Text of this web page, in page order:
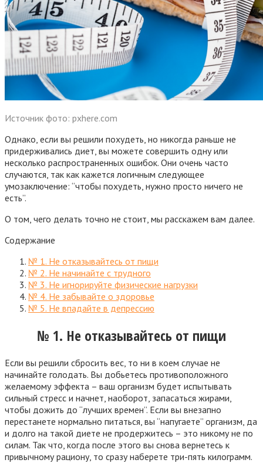
Источник фото: pxhere.com
Однако, если вы решили похудеть, но никогда раньше не
придерживались диет, вы можете совершить одну или
несколько распространенных ошибок. Они очень часто
случаются, так как кажется логичным следующее
умозаключение: “чтобы похудеть, нужно просто ничего не
есть”.
О том, чего делать точно не стоит, мы расскажем вам далее.
Содержание
№ 1. Не отказывайтесь от пищи
№ 2. Не начинайте с трудного
№ 3. Не игнорируйте физические нагрузки
№ 4. Не забывайте о здоровье
№ 5. Не впадайте в депрессию
№ 1. Не отказывайтесь от пищи
Если вы решили сбросить вес, то ни в коем случае не
начинайте голодать. Вы добьетесь противоположного
желаемому эффекта – ваш организм будет испытывать
сильный стресс и начнет, наоборот, запасаться жирами,
чтобы дожить до “лучших времен”. Если вы внезапно
перестанете нормально питаться, вы “напугаете” организм, да
и долго на такой диете не продержитесь – это никому не по
силам. Так что, когда после этого вы снова вернетесь к
привычному рациону, то сразу наберете три-пять килограмм.